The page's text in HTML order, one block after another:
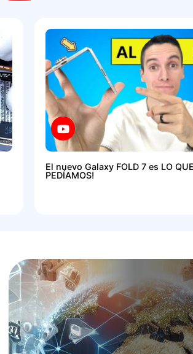
El nuevo Galaxy FOLD 7 es LO QUE
PEDÍAMOS!